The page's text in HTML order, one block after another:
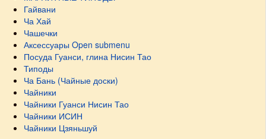
Гайвани
Ча Хай
Чашечки
Аксессуары Open submenu
Посуда Гуанси, глина Нисин Тао
Типоды
Ча Бань (Чайные доски)
Чайники
Чайники Гуанси Нисин Тао
Чайники ИСИН
Чайники Цзяньшуй